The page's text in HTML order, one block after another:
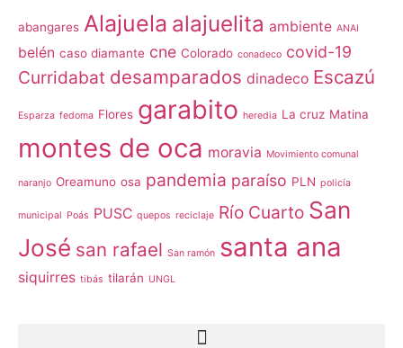
abangares Alajuela alajuelita ambiente ANAI
belén caso diamante cne Colorado conadeco covid-19
Curridabat desamparados dinadeco Escazú
Esparza fedoma Flores garabito heredia La cruz Matina
montes de oca moravia Movimiento comunal
naranjo Oreamuno osa pandemia paraíso PLN policía
municipal Poás PUSC quepos reciclaje Río Cuarto San
José san rafael San ramón santa ana
siquirres tibás tilarán UNGL